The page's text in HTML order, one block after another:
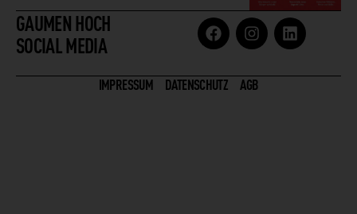
GAUMEN HOCH
SOCIAL MEDIA
IMPRESSUM DATENSCHUTZ AGB